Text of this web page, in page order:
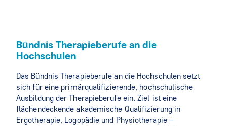
Bündnis Therapieberufe an die
Hochschulen
Das Bündnis Therapieberufe an die Hochschulen setzt
sich für eine primärqualifizierende, hochschulische
Ausbildung der Therapieberufe ein. Ziel ist eine
flächendeckende akademische Qualifizierung in
Ergotherapie, Logopädie und Physiotherapie –